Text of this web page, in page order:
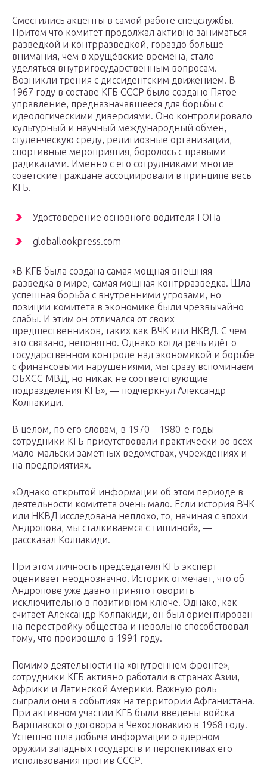
Сместились акценты в самой работе спецслужбы.
Притом что комитет продолжал активно заниматься
разведкой и контрразведкой, гораздо больше
внимания, чем в хрущёвские времена, стало
уделяться внутригосударственным вопросам.
Возникли трения с диссидентским движением. В
1967 году в составе КГБ СССР было создано Пятое
управление, предназначавшееся для борьбы с
идеологическими диверсиями. Оно контролировало
культурный и научный международный обмен,
студенческую среду, религиозные организации,
спортивные мероприятия, боролось с правыми
радикалами. Именно с его сотрудниками многие
советские граждане ассоциировали в принципе весь
КГБ.
Удостоверение основного водителя ГОНа
globallookpress.com
«В КГБ была создана самая мощная внешняя
разведка в мире, самая мощная контрразведка. Шла
успешная борьба с внутренними угрозами, но
позиции комитета в экономике были чрезвычайно
слабы. И этим он отличался от своих
предшественников, таких как ВЧК или НКВД. С чем
это связано, непонятно. Однако когда речь идёт о
государственном контроле над экономикой и борьбе
с финансовыми нарушениями, мы сразу вспоминаем
ОБХСС МВД, но никак не соответствующие
подразделения КГБ», — подчеркнул Александр
Колпакиди.
В целом, по его словам, в 1970—1980-е годы
сотрудники КГБ присутствовали практически во всех
мало-мальски заметных ведомствах, учреждениях и
на предприятиях.
«Однако открытой информации об этом периоде в
деятельности комитета очень мало. Если история ВЧК
или НКВД исследована неплохо, то, начиная с эпохи
Андропова, мы сталкиваемся с тишиной», —
рассказал Колпакиди.
При этом личность председателя КГБ эксперт
оценивает неоднозначно. Историк отмечает, что об
Андропове уже давно принято говорить
исключительно в позитивном ключе. Однако, как
считает Александр Колпакиди, он был ориентирован
на перестройку общества и невольно способствовал
тому, что произошло в 1991 году.
Помимо деятельности на «внутреннем фронте»,
сотрудники КГБ активно работали в странах Азии,
Африки и Латинской Америки. Важную роль
сыграли они в событиях на территории Афганистана.
При активном участии КГБ были введены войска
Варшавского договора в Чехословакию в 1968 году.
Успешно шла добыча информации о ядерном
оружии западных государств и перспективах его
использования против СССР.